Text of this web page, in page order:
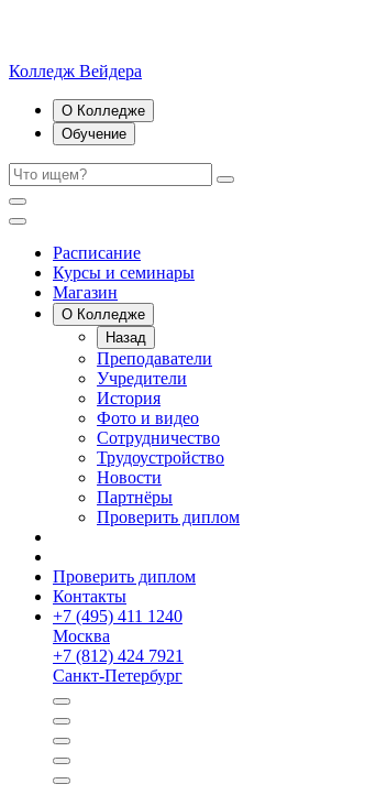
Колледж Вейдера
О Колледже
Обучение
Расписание
Курсы и семинары
Магазин
О Колледже
Назад
Преподаватели
Учредители
История
Фото и видео
Сотрудничество
Трудоустройство
Новости
Партнёры
Проверить диплом
Проверить диплом
Контакты
+7 (495) 411 1240
Москва
+7 (812) 424 7921
Санкт-Петербург